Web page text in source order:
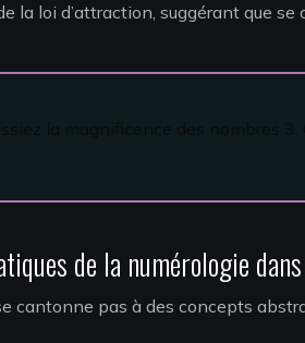
la loi d’attraction, suggérant que
de la numérologie
cantonne pas à des concepts